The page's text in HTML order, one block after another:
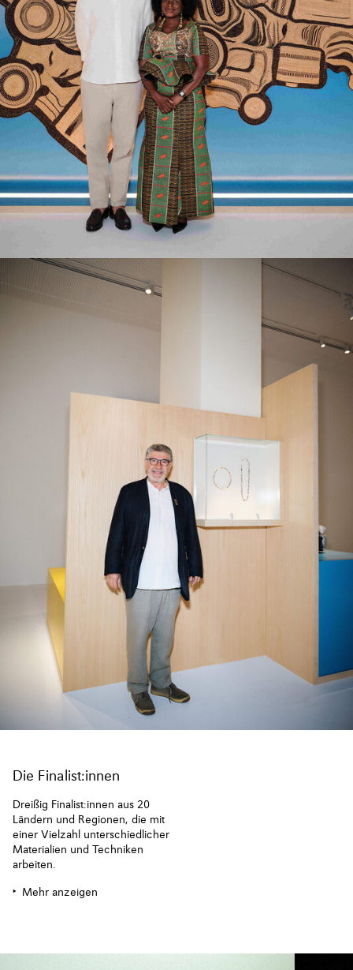
Die Finalist:innen
Dreißig Finalist:innen aus 20
Ländern und Regionen, die mit
einer Vielzahl unterschiedlicher
Materialien und Techniken
arbeiten.
Mehr anzeigen